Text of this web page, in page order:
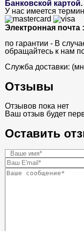
Банковской картой.
У нас имеется
Электронная почта :
по гарантии - В
обращайтесь к нам
Служба доставки:
Отзывы
Отзывов пока нет
Ваш отзыв будет
Оставить